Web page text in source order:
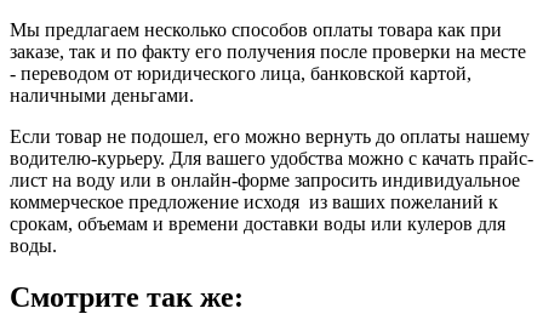
Мы предлагаем несколько способов оплаты товара как при
заказе, так и по факту его получения после проверки на месте
- переводом от юридического лица, банковской картой,
наличными деньгами.
Если товар не подошел, его можно вернуть до оплаты нашему
водителю-курьеру. Для вашего удобства можно с качать прайс-
лист на воду или в онлайн-форме запросить индивидуальное
коммерческое предложение исходя из ваших пожеланий к
срокам, объемам и времени доставки воды или кулеров для
воды.
Смотрите так же: